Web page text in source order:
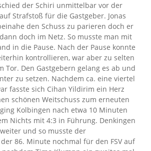
der Schiri unmittelbar vor der
Strafstoß für die Gastgeber. Jonas
den Schuss zu parieren doch er
doch im Netz. So musste man mit
in die Pause. Nach der Pause konnte
kontrollieren, war aber zu selten
Tor. Den Gastgebern gelang es ab und
zu setzen. Nachdem ca. eine viertel
fasste sich Cihan Yildirim ein Herz
schönen Weitschuss zum erneuten
Kolbingen nach etwa 10 Minuten
Nichts mit 4:3 in Führung. Denkingen
und so musste der
86. Minute nochmal für den FSV auf